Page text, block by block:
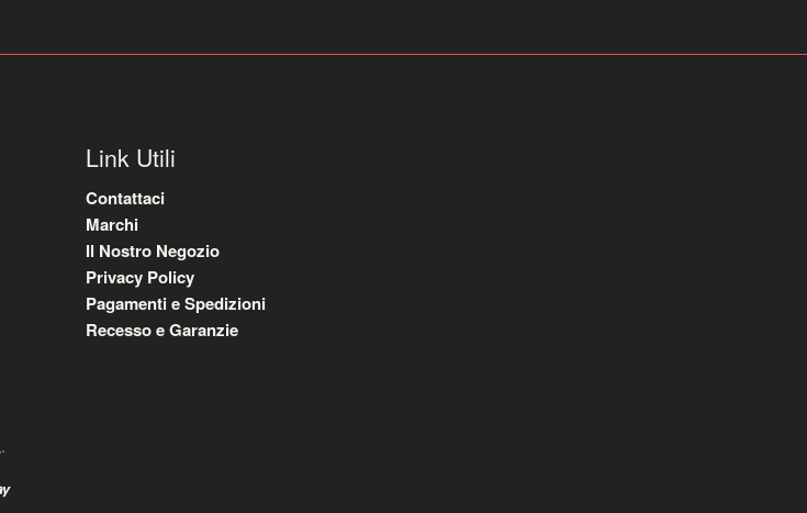
Link Utili
Contattaci
Marchi
Il Nostro Negozio
Privacy Policy
Pagamenti e Spedizioni
Recesso e Garanzie